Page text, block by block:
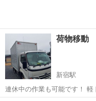
荷物移動
新宿駅
連休中の作業も可能です！ 軽
トラック程度の引越し、また